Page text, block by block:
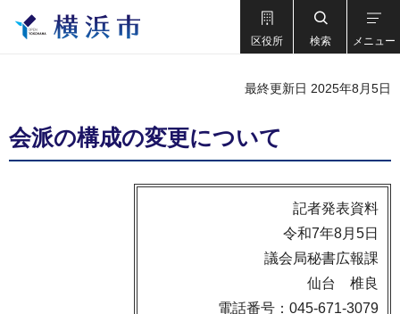
区役所 検索 メニュー
最終更新日 2025年8月5日
会派の構成の変更について
記者発表資料
令和7年8月5日
議会局秘書広報課
仙台 椎良
電話番号：045-671-3079